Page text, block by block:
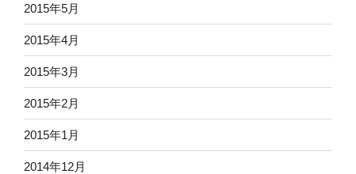
2015年5月
2015年4月
2015年3月
2015年2月
2015年1月
2014年12月